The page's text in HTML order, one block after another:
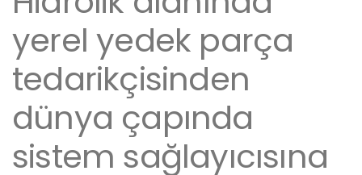
yerel yedek parça
tedarikçisinden
dünya çapında
sistem sağlayıcısına